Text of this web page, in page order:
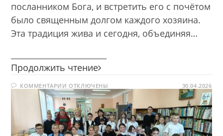
посланником Бога, и встретить его с почётом
было священным долгом каждого хозяина.
Эта традиция жива и сегодня, объединяя…
Продолжить чтение Традиции
—
душа
народов
России
КОММЕНТАРИИ К
ЗАПИСИ
ТРАДИЦИИ
ГОСТЕПРИИМСТВА
—
ДУША
НАРОДОВ
РОССИИ
ОТКЛЮЧЕНЫ 30.04.2026